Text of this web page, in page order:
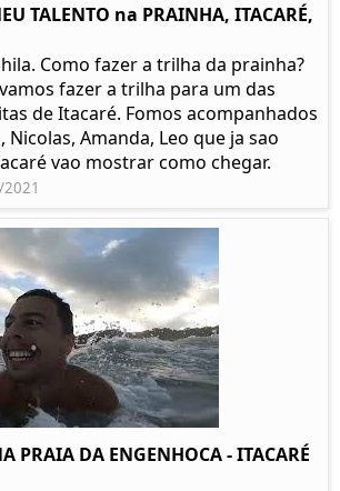
TALENTO na PRAINHA, ITACARÉ,
Como fazer a trilha da prainha?
fazer a trilha para um das
de Itacaré. Fomos acompanhados
Nicolas, Amanda, Leo que ja sao
vao mostrar como chegar.
PRAIA DA ENGENHOCA - ITACARÉ